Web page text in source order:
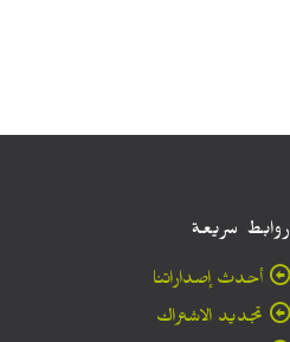
روابط سريعة
أحدث إصداراتنا
تجديد الاشتراك